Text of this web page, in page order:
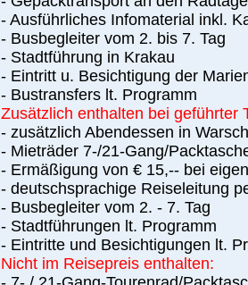
- Ausführliches Infomaterial inkl.
- Busbegleiter vom 2. bis 7. Tag
- Stadtführung in Krakau
- Eintritt u. Besichtigung der
- Bustransfers lt. Programm
Zusätzlich enthalten bei geführter
- zusätzlich Abendessen in
- Mieträder 7-/21-Gang/
- Ermäßigung von € 15,-- bei
- deutschsprachige Reiseleitung
- Busbegleiter vom 2. - 7. Tag
- Stadtführungen lt. Programm
- Eintritte und Besichtigungen lt.
Nicht im Reisepreis enthalten: